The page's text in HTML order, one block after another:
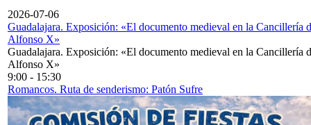
2026-07-06
Guadalajara. Exposición: «El documento medieval en la Cancillería
Alfonso X»
Guadalajara. Exposición: «El documento medieval en la Cancillería
Alfonso X»
9:00 - 15:30
Romancos. Ruta de senderismo: Patón Sufre